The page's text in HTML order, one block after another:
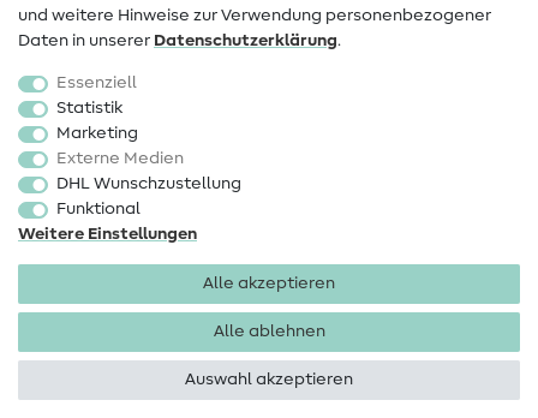
Stoffe
Sale
Schnittmuster
und weitere Hinweise zur Verwendung personenbezogener
Daten in unserer Daten­schutz­erklärung.
Essenziell
Statistik
Marketing
Externe Medien
DHL Wunschzustellung
Funktional
Weitere Einstellungen
Alle akzeptieren
Alle ablehnen
Auswahl akzeptieren
Impressum Datenschutz
AGB
Copyright 2026 SewIY GmbH